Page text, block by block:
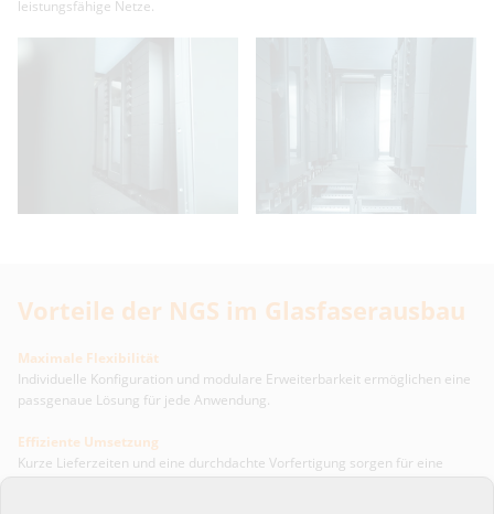
leistungsfähige Netze.
Vorteile der NGS im Glasfaserausbau
Maximale Flexibilität
Individuelle Konfiguration und modulare Erweiterbarkeit ermöglichen eine
passgenaue Lösung für jede Anwendung.
Effiziente Umsetzung
Kurze Lieferzeiten und eine durchdachte Vorfertigung sorgen für eine